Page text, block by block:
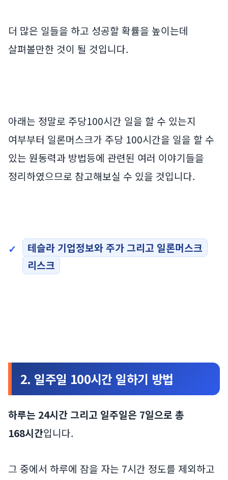
더 많은 일들을 하고 성공할 확률을 높이는데
살펴볼만한 것이 될 것입니다.
아래는 정말로 주당100시간 일을 할 수 있는지
여부부터 일론머스크가 주당 100시간을 일을 할 수
있는 원동력과 방법등에 관련된 여러 이야기들을
정리하였으므로 참고해보실 수 있을 것입니다.
테슬라 기업정보와 주가 그리고 일론머스크
리스크
2. 일주일 100시간 일하기 방법
하루는 24시간 그리고 일주일은 7일으로 총
168시간입니다.
그 중에서 하루에 잠을 자는 7시간 정도를 제외하고